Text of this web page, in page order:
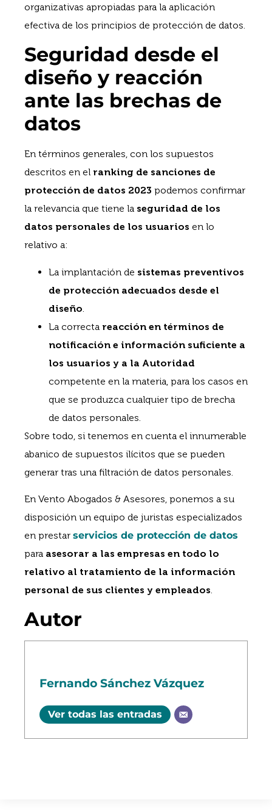
organizativas apropiadas para la aplicación
efectiva de los principios de protección de datos.
Seguridad desde el
diseño y reacción
ante las brechas de
datos
En términos generales, con los supuestos
descritos en el ranking de sanciones de
protección de datos 2023 podemos confirmar
la relevancia que tiene la seguridad de los
datos personales de los usuarios en lo
relativo a:
La implantación de sistemas preventivos
de protección adecuados desde el
diseño
La correcta reacción en términos de
notificación e información suficiente a
los usuarios y a la Autoridad
competente en la materia, para los casos en
que se produzca cualquier tipo de brecha
de datos personales.
Sobre todo, si tenemos en cuenta el innumerable
abanico de supuestos ilícitos que se pueden
generar tras una filtración de datos personales.
En Vento Abogados & Asesores, ponemos a su
disposición un equipo de juristas especializados
en prestar servicios de protección de datos
para asesorar a las empresas en todo lo
relativo al tratamiento de la información
personal de sus clientes y empleados.
Autor
Fernando Sánchez Vázquez
Ver todas las entradas